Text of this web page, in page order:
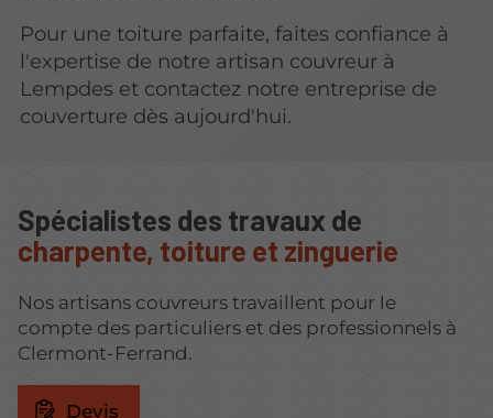
Pour une toiture parfaite, faites confiance à
l'expertise de notre artisan couvreur à
Lempdes et contactez notre entreprise de
couverture dès aujourd'hui.
Spécialistes des travaux de
charpente, toiture et zinguerie
Nos artisans couvreurs travaillent pour le
compte des particuliers et des professionnels à
Clermont-Ferrand.
Devis